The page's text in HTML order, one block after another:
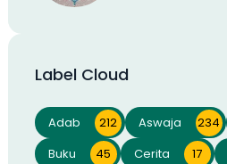
Label Cloud
Adab 212 Aswaja 234
Buku
45 Cerita 17